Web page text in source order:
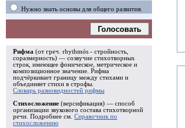
Нужно знать основы для общего развития.
Голосовать
Рифма (от греч. rhythmós - стройность,
соразмерность) — созвучие стихотворных
строк, имеющее фоническое, метрическое и
композиционное значение. Рифма
подчёркивает границу между стихами и
объединяет стихи в строфы
Словарь разновидностей рифмы
Стихосложение (версификация) — способ
организации звукового состава стихотворной
речи. Подробнее см. Справочник по
стихосложению